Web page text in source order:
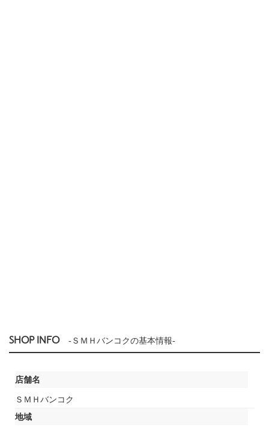
SHOP INFO -ＳＭＨバンコクの基本情報-
店舗名
ＳＭＨバンコク
地域